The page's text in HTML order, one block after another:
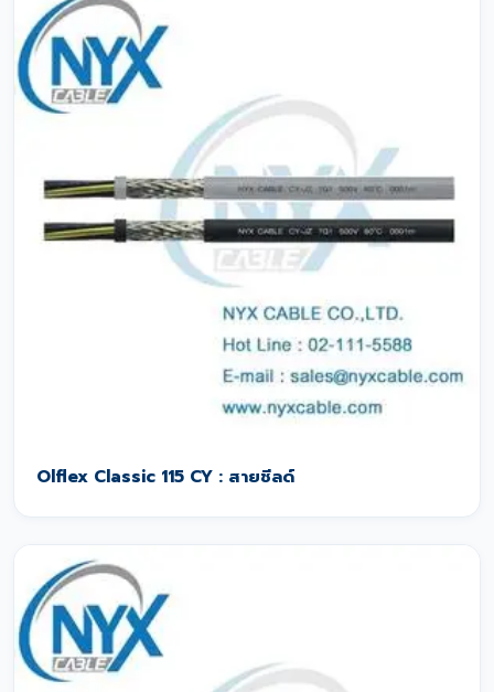
Olflex Classic 115 CY : สายชีลด์